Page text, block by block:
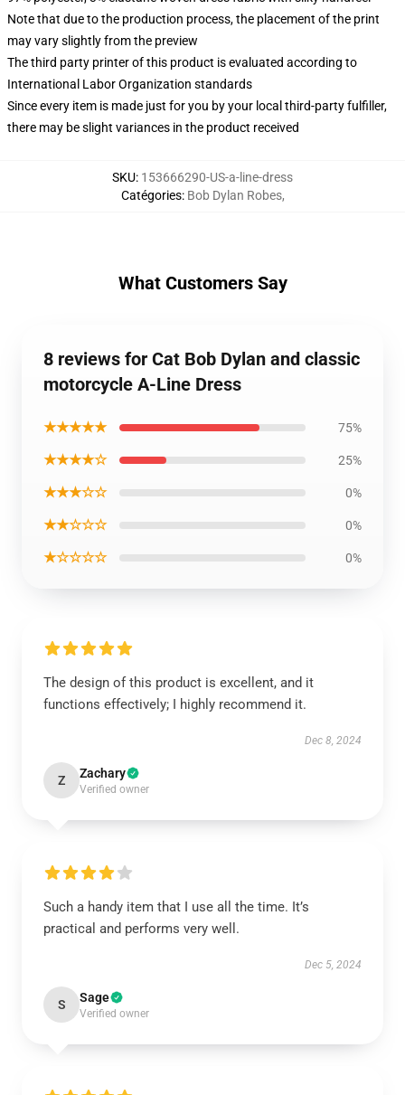
Note that due to the production process, the placement of the print
may vary slightly from the preview
The third party printer of this product is evaluated according to
International Labor Organization standards
Since every item is made just for you by your local third-party fulfiller,
there may be slight variances in the product received
SKU: 153666290-US-a-line-dress
Catégories: Bob Dylan Robes,
What Customers Say
8 reviews for Cat Bob Dylan and classic
motorcycle A-Line Dress
★★★★★ 75%
★★★★☆ 25%
★★★☆☆ 0%
★★☆☆☆ 0%
★☆☆☆☆ 0%
The design of this product is excellent, and it
functions effectively; I highly recommend it.
Dec 8, 2024
Z Zachary
Verified owner
Such a handy item that I use all the time. It’s
practical and performs very well.
Dec 5, 2024
S Sage
Verified owner